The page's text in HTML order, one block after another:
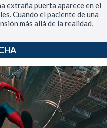
extraña puerta aparece en el
Cuando el paciente de una
más allá de la realidad,